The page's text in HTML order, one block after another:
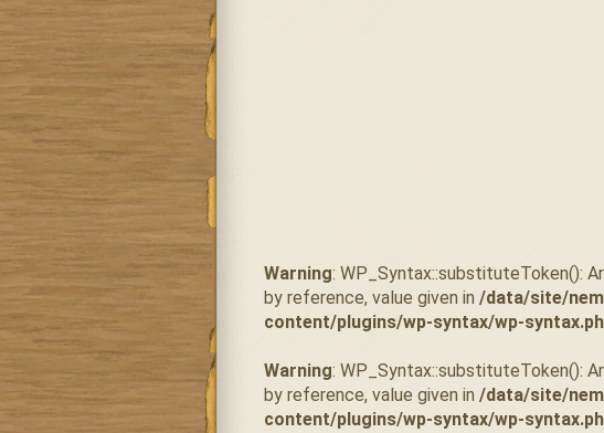
Warning: WP_Syntax::substituteToken():
by reference, value given in /data/site/
content/plugins/wp-syntax/wp-
Warning: WP_Syntax::substituteToken():
by reference, value given in /data/site/
content/plugins/wp-syntax/wp-